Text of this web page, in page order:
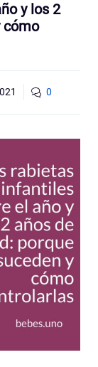
y los 2
cómo
0